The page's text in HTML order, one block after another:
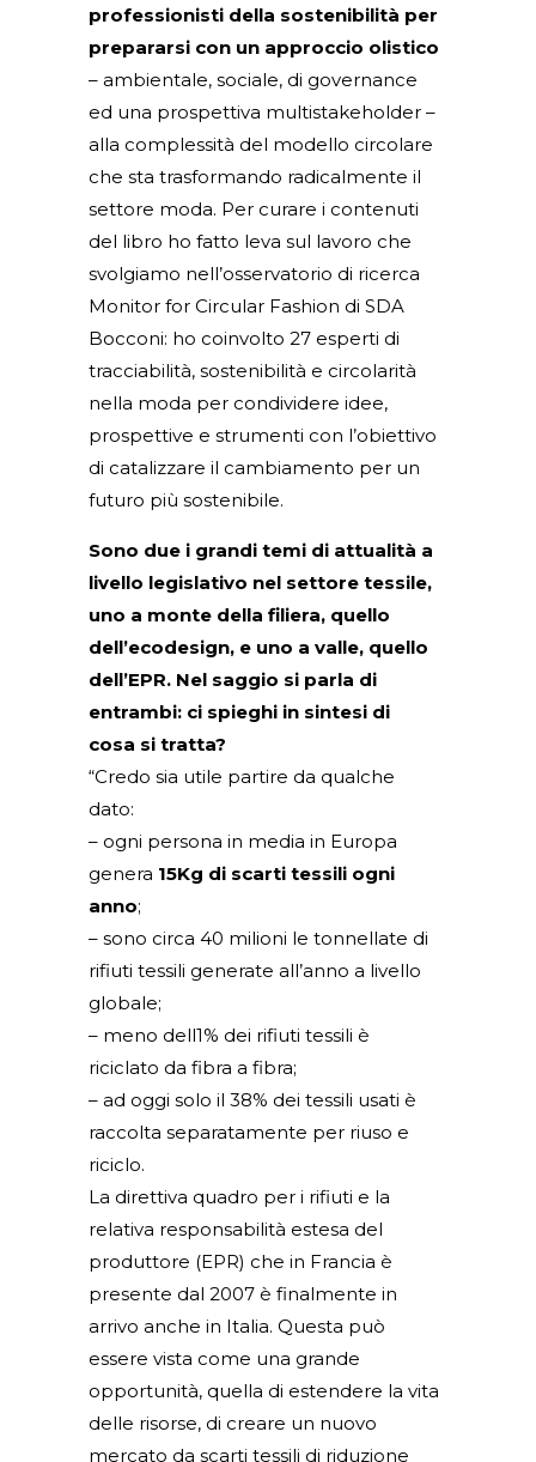
professionisti della sostenibilità per
prepararsi con un approccio olistico
– ambientale, sociale, di governance
ed una prospettiva multistakeholder –
alla complessità del modello circolare
che sta trasformando radicalmente il
settore moda. Per curare i contenuti
del libro ho fatto leva sul lavoro che
svolgiamo nell’osservatorio di ricerca
Monitor for Circular Fashion di SDA
Bocconi: ho coinvolto 27 esperti di
tracciabilità, sostenibilità e circolarità
nella moda per condividere idee,
prospettive e strumenti con l’obiettivo
di catalizzare il cambiamento per un
futuro più sostenibile.
Sono due i grandi temi di attualità a
livello legislativo nel settore tessile,
uno a monte della filiera, quello
dell’ecodesign, e uno a valle, quello
dell’EPR. Nel saggio si parla di
entrambi: ci spieghi in sintesi di
cosa si tratta?
“Credo sia utile partire da qualche
dato:
– ogni persona in media in Europa
genera 15Kg di scarti tessili ogni
anno;
– sono circa 40 milioni le tonnellate di
rifiuti tessili generate all’anno a livello
globale;
– meno dell1% dei rifiuti tessili è
riciclato da fibra a fibra;
– ad oggi solo il 38% dei tessili usati è
raccolta separatamente per riuso e
riciclo.
La direttiva quadro per i rifiuti e la
relativa responsabilità estesa del
produttore (EPR) che in Francia è
presente dal 2007 è finalmente in
arrivo anche in Italia. Questa può
essere vista come una grande
opportunità, quella di estendere la vita
delle risorse, di creare un nuovo
mercato da scarti tessili di riduzione